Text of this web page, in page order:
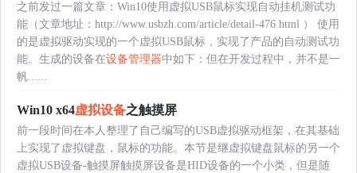
之前发过一篇文章：Win10使用虚拟USB鼠标实现自动挂机测试功
能（文章地址：http://www.usbzh.com/article/detail-476.html ） 使用
的是虚拟驱动实现的一个虚拟USB鼠标，实现了产品的自动测试功
能。生成的设备在设备管理器中如下：但在开发过程中，并不是一
帆......
Win10 x64虚拟设备之触摸屏
前一段时间在本人整理了自己编写的USB虚拟驱动框架，在其基础
上实现了虚拟键盘，鼠标的功能。本节是继虚拟键盘鼠标的另一个
虚拟USB设备-触摸屏触摸屏设备是HID设备的一个小类，但是随